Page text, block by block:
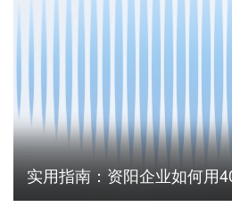
实用指南：资阳企业如何用